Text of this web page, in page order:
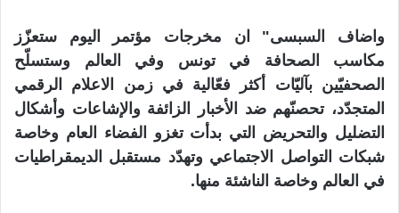
واضاف السبسى" ان مخرجات مؤتمر اليوم ستعزّز
مكاسب الصحافة في تونس وفي العالم وستسلّح
الصحفيّين بآليّات أكثر فعّالية في زمن الاعلام الرقمي
المتجدّد، تحصنّهم ضد الأخبار الزائفة والإشاعات وأشكال
التضليل والتحريض التي بدأت تغزو الفضاء العام وخاصة
شبكات التواصل الاجتماعي وتهدّد مستقبل الديمقراطيات
في العالم وخاصة الناشئة منها.